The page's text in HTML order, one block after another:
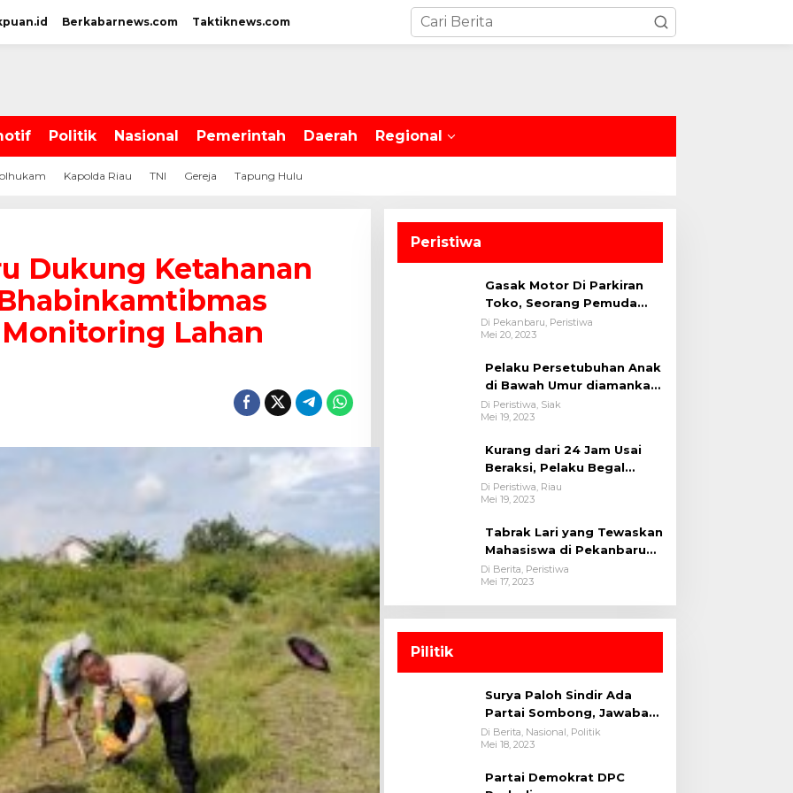
Berkabarnews.com Taktiknews.com
Politik Nasional Pemerintah Daerah Regional
Kapolda Riau TNI Gereja Tapung Hulu
Dukung Ketahanan
Lahan
Peristiwa
Gasak Motor Di Parkiran
Toko, Seorang Pemuda
Diamankan Polsek Bukit
Raya
Di Pekanbaru, Peristiwa
Mei 20, 2023
Pelaku Persetubuhan Anak
di Bawah Umur diamankan
oleh tim Opsnal Polsek
Tualang-Polres Siak-Polda
Di Peristiwa, Siak
Mei 19, 2023
Kurang dari 24 Jam Usai
Beraksi, Pelaku Begal
Berhasil Di Bekuk
Satreskrim Polres
Di Peristiwa, Riau
Mei 19, 2023
Tabrak Lari yang Tewaskan
Mahasiswa di Pekanbaru
Ditangkap Polisi
Di Berita, Peristiwa
Mei 17, 2023
Pilitik
Surya Paloh Sindir Ada
Partai Sombong, Jawaban
Megawati
Di Berita, Nasional, Politik
Mei 18, 2023
Partai Demokrat DPC